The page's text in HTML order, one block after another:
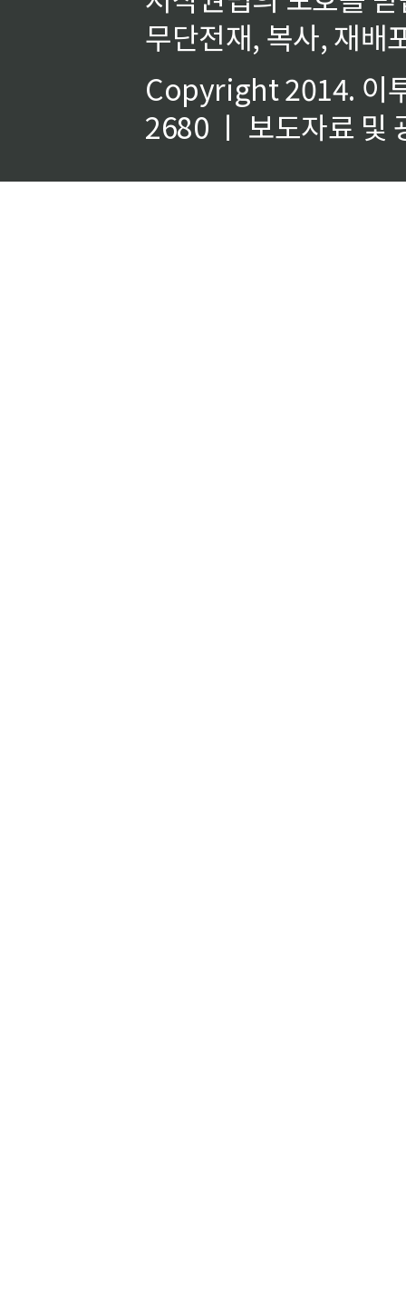
무단전재, 복사, 재배
Copyright 2014. 이
2680 ㅣ 보도자료